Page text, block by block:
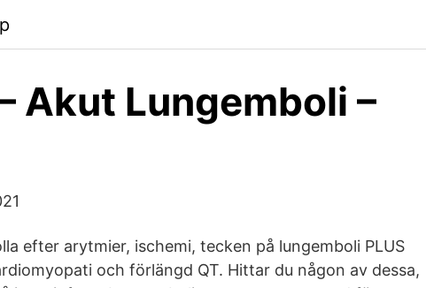
Akut Lungemboli –
efter arytmier, ischemi, tecken på lungemboli PLUS
och förlängd QT. Hittar du någon av dessa,